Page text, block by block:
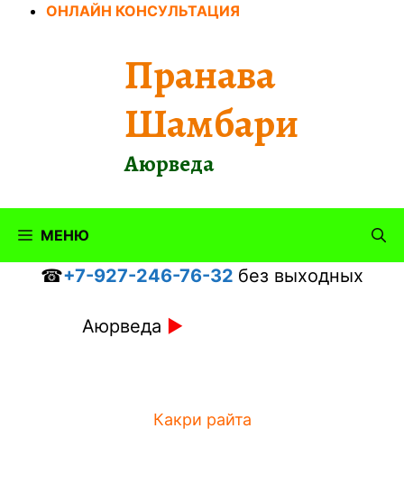
ПерейтиОНЛАЙН КОНСУЛЬТАЦИЯ
Пранава
Шамбари
Аюрведа
МЕНЮ
☎+7-927-246-76-32 без выходных
Аюрведа ►
Какри райта